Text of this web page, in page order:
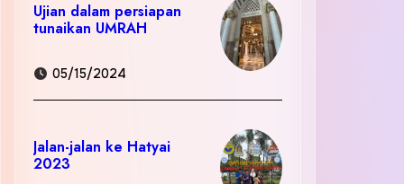
Ujian dalam persiapan
tunaikan UMRAH
05/15/2024
Jalan-jalan ke Hatyai
2023